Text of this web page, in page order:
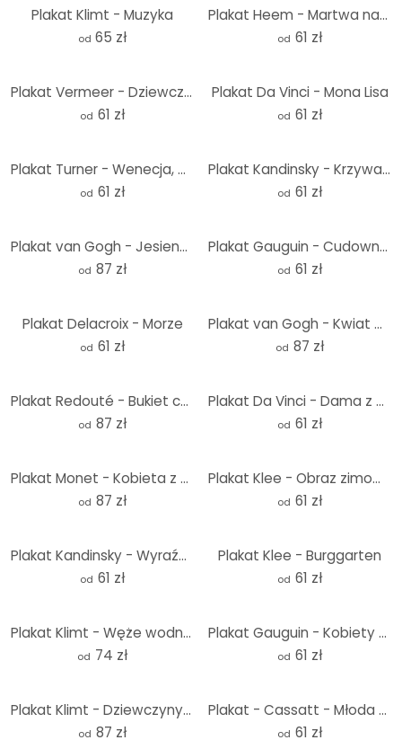
Plakat Klimt - Muzyka
od 65 zł
Plakat Heem - Martwa natura z kwiatami w szklanym wazonie
od 61 zł
Plakat Vermeer - Dziewczynka z dzbankiem mleka
od 61 zł
Plakat Da Vinci - Mona Lisa
od 61 zł
Plakat Turner - Wenecja, Dogana i S. Giorgio Maggiore
od 61 zł
Plakat Kandinsky - Krzywa w punkt
od 61 zł
Plakat van Gogh - Jesienny kwiat migdałowca - Okrągły
od 87 zł
Plakat Gauguin - Cudowna wiosna
od 61 zł
Plakat Delacroix - Morze
od 61 zł
Plakat van Gogh - Kwiat migdałowca ochra - okrągły
od 87 zł
Plakat Redouté - Bukiet czerwonych, fioletowych i białych piwonii - Okrągły
od 87 zł
Plakat Da Vinci - Dama z gronostajem
od 61 zł
Plakat Monet - Kobieta z parasolem - Madame Monet z synem - Okrągły
od 87 zł
Plakat Klee - Obraz zimowy
od 61 zł
Plakat Kandinsky - Wyraźne połączenie
od 61 zł
Plakat Klee - Burggarten
od 61 zł
Plakat Klimt - Węże wodne I.
od 74 zł
Plakat Gauguin - Kobiety z Tahiti
od 61 zł
Plakat Klimt - Dziewczyny - Okrągły
od 87 zł
Plakat - Cassatt - Młoda matka szyje
od 61 zł